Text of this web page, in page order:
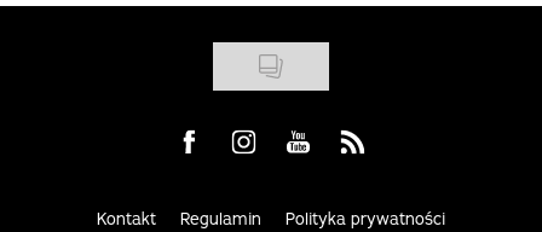
Visit us on Facebook
Visit us on Instagram
Visit us on Youtube
Visit us on Rss
Kontakt Regulamin Polityka prywatności